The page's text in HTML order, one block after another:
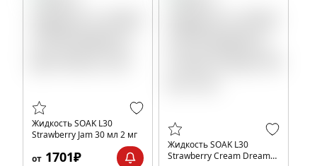
Жидкость SOAK L30
Strawberry Jam 30 мл 2 мг
от 1701₽
Жидкость SOAK L30
Strawberry Cream Dream